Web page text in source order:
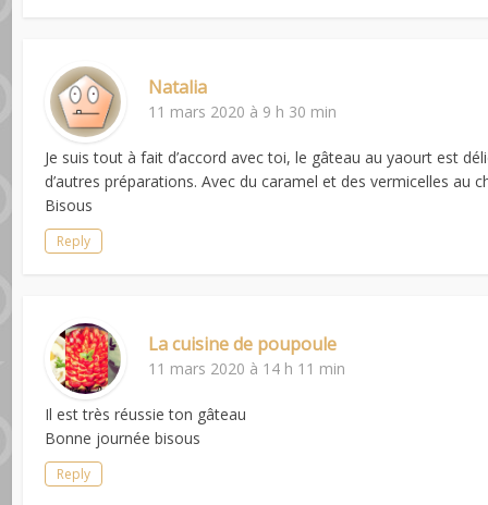
Natalia
11 mars 2020 à 9 h 30 min
Je suis tout à fait d’accord avec toi, le gâteau au yaourt est
d’autres préparations. Avec du caramel et des vermicelles au
Bisous
Reply
La cuisine de poupoule
11 mars 2020 à 14 h 11 min
Il est très réussie ton gâteau
Bonne journée bisous
Reply